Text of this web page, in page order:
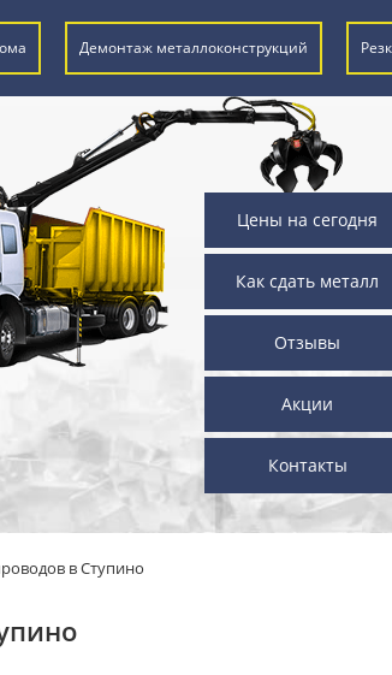
Демонтаж металлоконструкций
Цены на сегодня
Как сдать металл
Отзывы
Акции
Контакты
в Ступино